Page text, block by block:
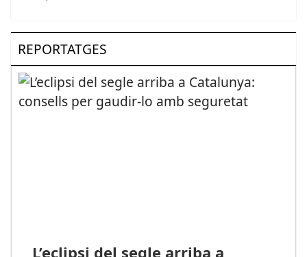
REPORTATGES
L’eclipsi del segle arriba a